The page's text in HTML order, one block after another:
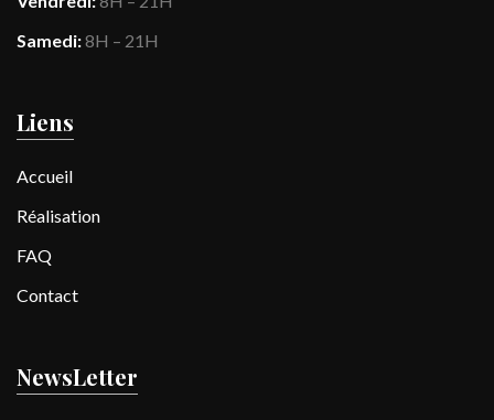
Samedi:8H – 21H
Liens
Accueil
Réalisation
FAQ
Contact
NewsLetter